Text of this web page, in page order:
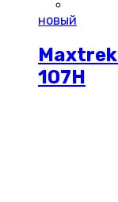
новый
107H